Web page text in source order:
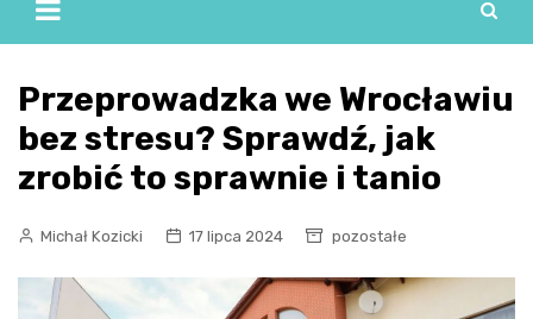
Przeprowadzka we Wrocławiu
bez stresu? Sprawdź, jak
zrobić to sprawnie i tanio
Michał Kozicki 17 lipca 2024 pozostałe